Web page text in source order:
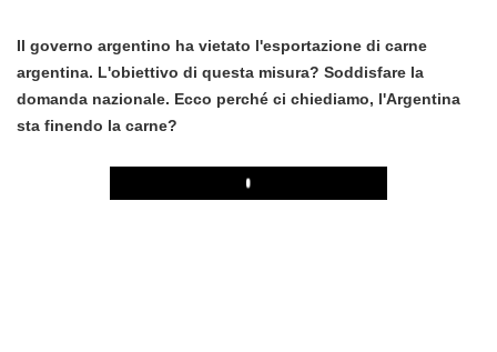
Il governo argentino ha vietato l'esportazione di carne
argentina. L'obiettivo di questa misura? Soddisfare la
domanda nazionale. Ecco perché ci chiediamo, l'Argentina
sta finendo la carne?
Play